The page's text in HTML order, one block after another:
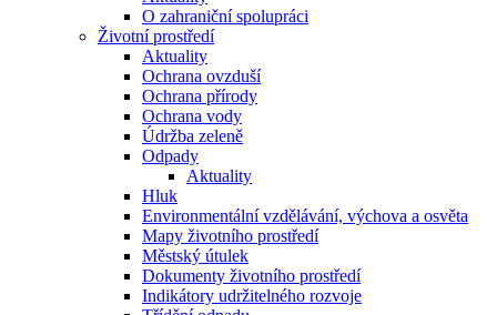
O zahraniční spolupráci
Životní prostředí
Aktuality
Ochrana ovzduší
Ochrana přírody
Ochrana vody
Údržba zeleně
Odpady
Aktuality
Hluk
Environmentální vzdělávání, výchova a osvěta
Mapy životního prostředí
Městský útulek
Dokumenty životního prostředí
Indikátory udržitelného rozvoje